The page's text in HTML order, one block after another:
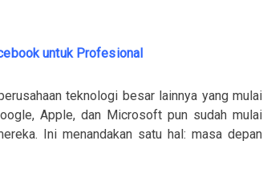
untuk Profesional
teknologi besar lainnya yang mulai
Apple, dan Microsoft pun sudah mulai
Ini menandakan satu hal: masa depan